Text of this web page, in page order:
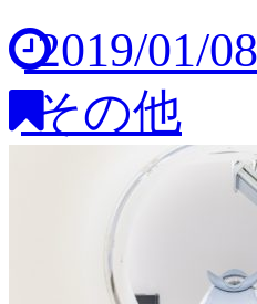
2019/01/08
その他